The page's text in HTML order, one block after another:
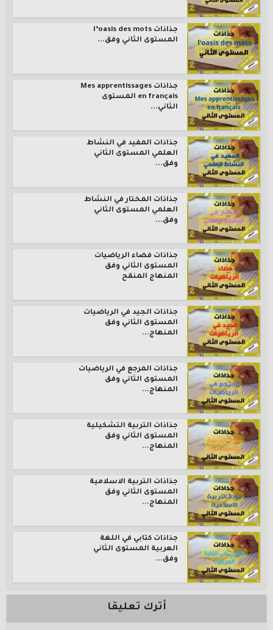
جذاذات l’oasis des mots
المستوى الثاني وفق...
جذاذات Mes apprentissages
en français المستوى
الثاني...
جذاذات المفيد في النشاط
العلمي المستوى الثاني
وفق...
جذاذات المختار في النشاط
العلمي المستوى الثاني
وفق...
جذاذات فضاء الرياضيات
المستوى الثاني وفق
المنهاج المنقح
جذاذات الجيد في الرياضيات
المستوى الثاني وفق
المنهاج...
جذاذات المرجع في الرياضيات
المستوى الثاني وفق
المنهاج...
جذاذات التربية التشكيلية
المستوى الثاني وفق
المنهاج...
جذاذات التربية الاسلامية
المستوى الثاني وفق
المنهاج...
جذاذات كتابي في اللغة
العربية المستوى الثاني
وفق...
أترك تعليقا